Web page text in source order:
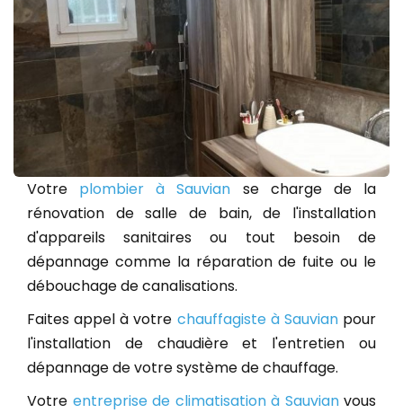
Votre plombier à Sauvian se charge de la
rénovation de salle de bain, de l'installation
d'appareils sanitaires ou tout besoin de
dépannage comme la réparation de fuite ou le
débouchage de canalisations.
Faites appel à votre chauffagiste à Sauvianpour
l'installation de chaudière et l'entretien ou
dépannage de votre système de chauffage.
Votre entreprise de climatisation à Sauvianvous